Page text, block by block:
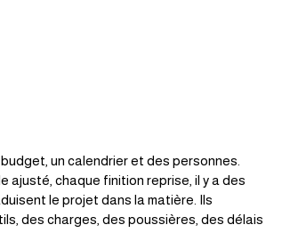
un calendrier et des personnes.
ajusté, chaque finition reprise, il y a des
le projet dans la matière. Ils
des charges, des poussières, des délais